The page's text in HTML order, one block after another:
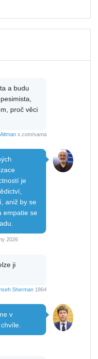
a budu
proč věci
x.com/sama
je
aniž by se
empatie se
2026
ji
Sherman 1864
v